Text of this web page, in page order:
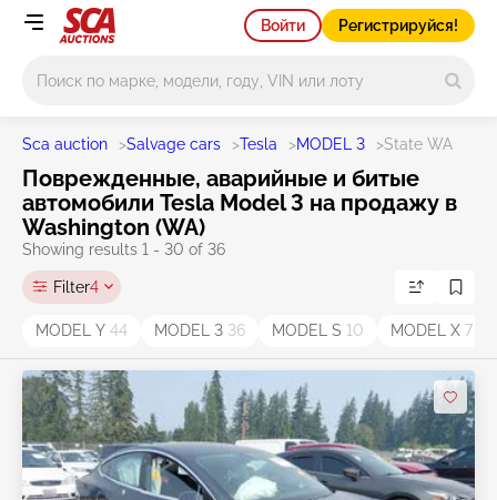
Войти Регистрируйся!
Sca auction >Salvage cars >Tesla >MODEL 3 >State WA
Поврежденные, аварийные и битые
автомобили Tesla Model 3 на продажу в
Washington (WA)
Showing results 1 - 30 of 36
Filter4
MODEL Y 44 MODEL 3 36 MODEL S 10 MODEL X 7